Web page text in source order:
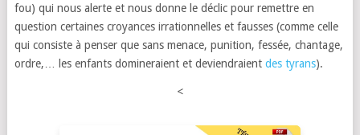
fou) qui nous alerte et nous donne le déclic pour remettre en
question certaines croyances irrationnelles et fausses (comme celle
qui consiste à penser que sans menace, punition, fessée, chantage,
ordre,… les enfants domineraient et deviendraient des tyrans).
<